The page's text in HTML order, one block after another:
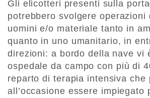
Gli elicotteri presenti sulla
potrebbero svolgere operazioni
uomini e/o materiale tanto in
quanto in uno umanitario, in
direzioni: a bordo della nave vi
ospedale da campo con più di
reparto di terapia intensiva che
all’occasione essere impiegato